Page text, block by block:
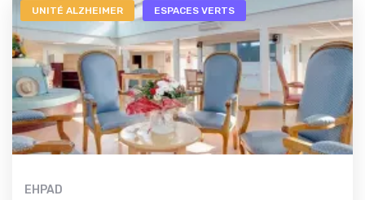
UNITÉ ALZHEIMER ESPACES VERTS
EHPAD